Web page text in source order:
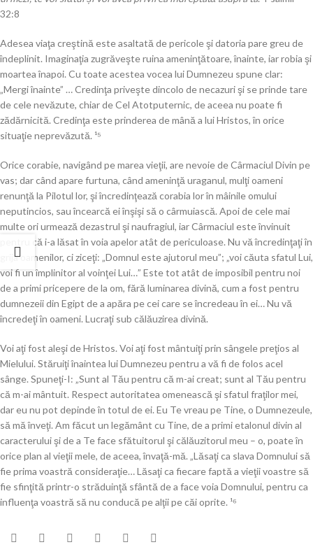
32:8
Adesea viaţa creştină este asaltată de pericole şi datoria pare greu de
îndeplinit. Imaginaţia zugrăveşte ruina ameninţătoare, înainte, iar robia şi
moartea înapoi. Cu toate acestea vocea lui Dumnezeu spune clar:
„Mergi înainte” … Credinţa priveşte dincolo de necazuri şi se prinde tare
de cele nevăzute, chiar de Cel Atotputernic, de aceea nu poate fi
zădărnicită. Credinţa este prinderea de mână a lui Hristos, în orice
situaţie neprevăzută. ¹⁵
Orice corabie, navigând pe marea vieţii, are nevoie de Cârmaciul Divin pe
vas; dar când apare furtuna, când ameninţă uraganul, mulţi oameni
renunţă la Pilotul lor, şi încredinţează corabia lor în mâinile omului
neputincios, sau încearcă ei înşişi să o cârmuiască. Apoi de cele mai
multe ori urmează dezastrul şi naufragiul, iar Cârmaciul este învinuit
pentru că i-a lăsat în voia apelor atât de periculoase. Nu vă încredinţaţi în
grija oamenilor, ci ziceţi: „Domnul este ajutorul meu”; „voi căuta sfatul Lui,
voi fi un împlinitor al voinţei Lui…” Este tot atât de imposibil pentru noi
de a primi pricepere de la om, fără luminarea divină, cum a fost pentru
dumnezeii din Egipt de a apăra pe cei care se încredeau în ei… Nu vă
încredeţi în oameni. Lucraţi sub călăuzirea divină.
Voi aţi fost aleşi de Hristos. Voi aţi fost mântuiţi prin sângele preţios al
Mielului. Stăruiţi înaintea lui Dumnezeu pentru a vă fi de folos acel
sânge. Spuneţi-I: „Sunt al Tău pentru că m-ai creat; sunt al Tău pentru
că m-ai mântuit. Respect autoritatea omenească şi sfatul fraţilor mei,
dar eu nu pot depinde în totul de ei. Eu Te vreau pe Tine, o Dumnezeule,
să mă înveţi. Am făcut un legământ cu Tine, de a primi etalonul divin al
caracterului şi de a Te face sfătuitorul şi călăuzitorul meu – o, poate în
orice plan al vieţii mele, de aceea, învaţă-mă. „Lăsaţi ca slava Domnului să
fie prima voastră consideraţie… Lăsaţi ca fiecare faptă a vieţii voastre să
fie sfinţită printr-o străduinţă sfântă de a face voia Domnului, pentru ca
influenţa voastră să nu conducă pe alţii pe căi oprite. ¹⁶